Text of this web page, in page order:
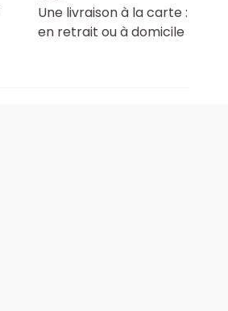
Une livraison à la carte :
en retrait ou à domicile